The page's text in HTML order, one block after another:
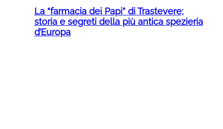
La “farmacia dei Papi” di Trastevere;
storia e segreti della più antica spezieria
d’Europa